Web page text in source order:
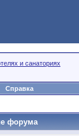
и санаториях
Справка
форума